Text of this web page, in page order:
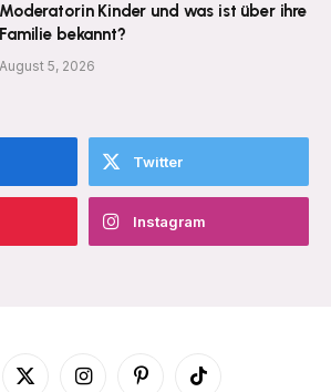
Moderatorin Kinder und was ist über ihre
Familie bekannt?
August 5, 2026
Twitter
Instagram
X InstagramPinterestTikTok